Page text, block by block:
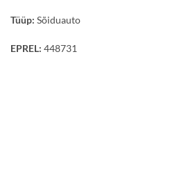
Tüüp: Sõiduauto
EPREL: 448731